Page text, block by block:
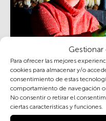
Para ofrecer las mejores
cookies para almacenar y/o
consentimiento de estas
comportamiento de navegación o
No consentir o retirar el
ciertas características y funciones.
Diferencias de
propiedad de la